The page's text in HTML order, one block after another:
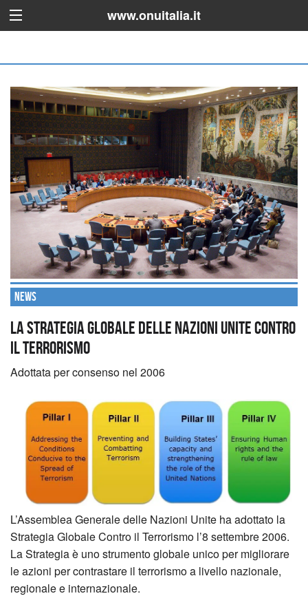
www.onuitalia.it
News
La Strategia Globale delle Nazioni Unite Contro
il Terrorismo
Adottata per consenso nel 2006
L’Assemblea Generale delle Nazioni Unite ha adottato la
Strategia Globale Contro il Terrorismo l’8 settembre 2006.
La Strategia è uno strumento globale unico per migliorare
le azioni per contrastare il terrorismo a livello nazionale,
regionale e internazionale.